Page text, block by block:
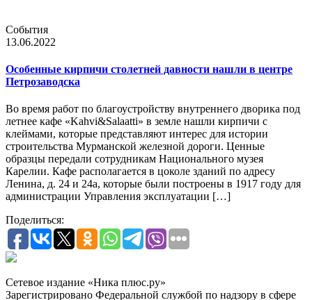
События
13.06.2022
Особенные кирпичи столетней давности нашли в центре
Петрозаводска
Во время работ по благоустройству внутреннего дворика под
летнее кафе «Kahvi&Salaatti» в земле нашли кирпичи с
клеймами, которые представляют интерес для истории
строительства Мурманской железной дороги. Ценные
образцы передали сотрудникам Национального музея
Карелии. Кафе располагается в цоколе зданий по адресу
Ленина, д. 24 и 24а, которые были построены в 1917 году для
администрации Управления эксплуатации […]
Поделиться:
Сетевое издание «Ника плюс.ру»
Зарегистрировано Федеральной службой по надзору в сфере